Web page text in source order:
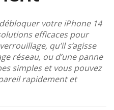
votre iPhone 14
efficaces pour
qu’il s’agisse
réseau, ou d’une panne
simples et vous pouvez
rapidement et